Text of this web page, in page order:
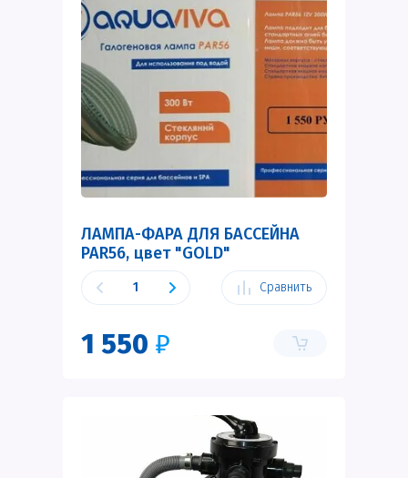
ЛАМПА-ФАРА ДЛЯ БАССЕЙНА
PAR56, цвет "GOLD"
Сравнить
1 550 ₽